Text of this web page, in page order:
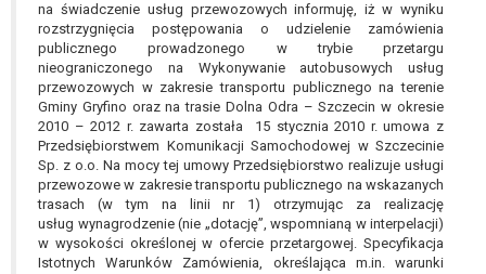
na świadczenie usług przewozowych informuję, iż w wyniku
rozstrzygnięcia postępowania o udzielenie zamówienia
publicznego prowadzonego w trybie przetargu
nieograniczonego na Wykonywanie autobusowych usług
przewozowych w zakresie transportu publicznego na terenie
Gminy Gryfino oraz na trasie Dolna Odra – Szczecin w okresie
2010 – 2012 r. zawarta została 15 stycznia 2010 r. umowa z
Przedsiębiorstwem Komunikacji Samochodowej w Szczecinie
Sp. z o.o. Na mocy tej umowy Przedsiębiorstwo realizuje usługi
przewozowe w zakresie transportu publicznego na wskazanych
trasach (w tym na linii nr 1) otrzymując za realizację
usług wynagrodzenie (nie „dotację”, wspomnianą w interpelacji)
w wysokości określonej w ofercie przetargowej. Specyfikacja
Istotnych Warunków Zamówienia, określająca m.in. warunki